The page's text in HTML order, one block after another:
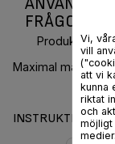
FRÅGOR
Produktkod :
Maximal
INSTRUKTIONER
Vi,
vill
att vi
kunna
riktat
och
möjligt
medier.